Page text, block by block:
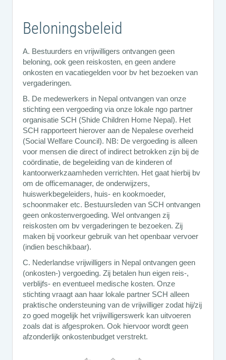
Beloningsbeleid
A. Bestuurders en vrijwilligers ontvangen geen
beloning, ook geen reiskosten, en geen andere
onkosten en vacatiegelden voor bv het bezoeken van
vergaderingen.
B. De medewerkers in Nepal ontvangen van onze
stichting een vergoeding via onze lokale ngo partner
organisatie SCH (Shide Children Home Nepal). Het
SCH rapporteert hierover aan de Nepalese overheid
(Social Welfare Council). NB: De vergoeding is alleen
voor mensen die direct of indirect betrokken zijn bij de
coördinatie, de begeleiding van de kinderen of
kantoorwerkzaamheden verrichten. Het gaat hierbij bv
om de officemanager, de onderwijzers,
huiswerkbegeleiders, huis- en kookmoeder,
schoonmaker etc. Bestuursleden van SCH ontvangen
geen onkostenvergoeding. Wel ontvangen zij
reiskosten om bv vergaderingen te bezoeken. Zij
maken bij voorkeur gebruik van het openbaar vervoer
(indien beschikbaar).
C. Nederlandse vrijwilligers in Nepal ontvangen geen
(onkosten-) vergoeding. Zij betalen hun eigen reis-,
verblijfs- en eventueel medische kosten. Onze
stichting vraagt aan haar lokale partner SCH alleen
praktische ondersteuning van de vrijwilliger zodat hij/zij
zo goed mogelijk het vrijwilligerswerk kan uitvoeren
zoals dat is afgesproken. Ook hiervoor wordt geen
afzonderlijk onkostenbudget verstrekt.